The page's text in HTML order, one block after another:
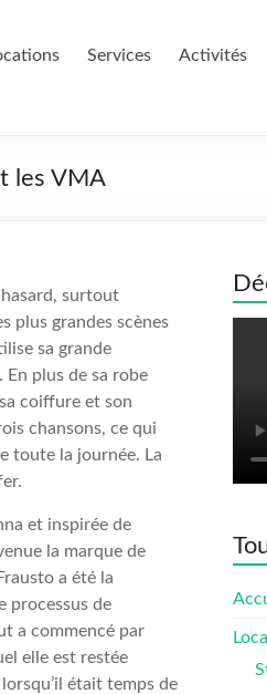
Services Activités
les VMA
surtout
plus grandes scènes
sa grande
plus de sa robe
coiffure et son
chansons, ce qui
toute la journée. La
et inspirée de
la marque de
a été la
processus de
a commencé par
elle est restée
était temps de